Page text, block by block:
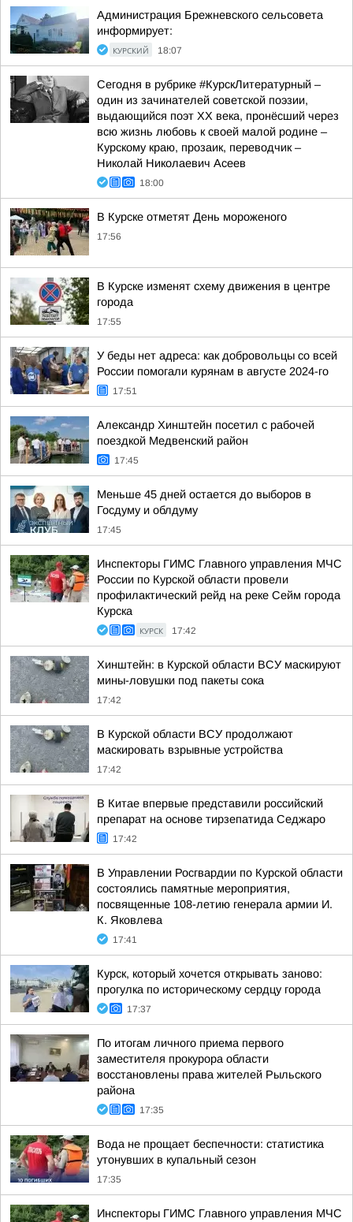
Администрация Брежневского сельсовета
информирует:
КУРСКИЙ 18:07
Сегодня в рубрике #КурскЛитературный –
один из зачинателей советской поэзии,
выдающийся поэт ХХ века, пронёсший через
всю жизнь любовь к своей малой родине –
Курскому краю, прозаик, переводчик –
Николай Николаевич Асеев
18:00
В Курске отметят День мороженого
17:56
В Курске изменят схему движения в центре
города
17:55
У беды нет адреса: как добровольцы со всей
России помогали курянам в августе 2024-го
17:51
Александр Хинштейн посетил с рабочей
поездкой Медвенский район
17:45
Меньше 45 дней остается до выборов в
Госдуму и облдуму
17:45
Инспекторы ГИМС Главного управления МЧС
России по Курской области провели
профилактический рейд на реке Сейм города
Курска
КУРСК 17:42
Хинштейн: в Курской области ВСУ маскируют
мины-ловушки под пакеты сока
17:42
В Курской области ВСУ продолжают
маскировать взрывные устройства
17:42
В Китае впервые представили российский
препарат на основе тирзепатида Седжаро
17:42
В Управлении Росгвардии по Курской области
состоялись памятные мероприятия,
посвященные 108-летию генерала армии И.
К. Яковлева
17:41
Курск, который хочется открывать заново:
прогулка по историческому сердцу города
17:37
По итогам личного приема первого
заместителя прокурора области
восстановлены права жителей Рыльского
района
17:35
Вода не прощает беспечности: статистика
утонувших в купальный сезон
17:35
Инспекторы ГИМС Главного управления МЧС